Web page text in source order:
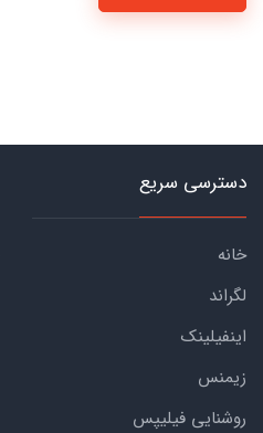
دسترسی سریع
خانه
لگراند
اینفیلینک
زیمنس
روشنایی فیلیپس